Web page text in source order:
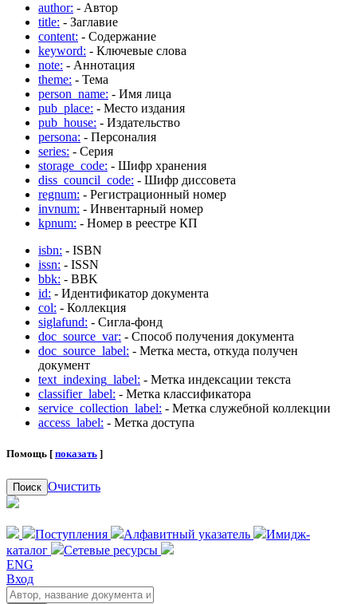
author: - Автор
title: - Заглавие
content: - Содержание
keyword: - Ключевые слова
note: - Аннотация
theme: - Тема
person_name: - Имя лица
pub_place: - Место издания
pub_house: - Издательство
persona: - Персоналия
series: - Серия
storage_code: - Шифр хранения
diss_council_code: - Шифр диссовета
regnum: - Регистрационный номер
invnum: - Инвентарный номер
kpnum: - Номер в реестре КП
isbn: - ISBN
issn: - ISSN
bbk: - BBK
id: - Идентификатор документа
col: - Коллекция
siglafund: - Сигла-фонд
doc_source_var: - Способ получения документа
doc_source_label: - Метка места, откуда получен
документ
text_indexing_label: - Метка индексации текста
classifier_label: - Метка классификатора
service_collection_label: - Метка служебной коллекции
access_label: - Метка доступа
Помощь [ показать ]
Поиск Очистить
Поступления Алфавитный указатель
Имидж-
каталог
Сетевые ресурсы
ENG
Вход